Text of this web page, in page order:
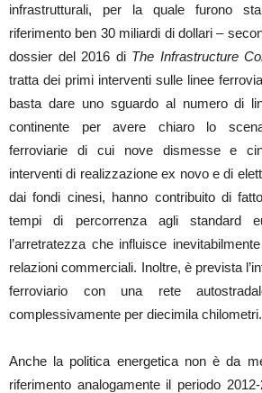
infrastrutturali, per la quale furono
riferimento ben 30 miliardi di dollari –
dossier del 2016 di The Infrastructure
tratta dei primi interventi sulle linee
basta dare uno sguardo al numero di
continente per avere chiaro lo
ferroviarie di cui nove dismesse e
interventi di realizzazione ex novo e di
dai fondi cinesi, hanno contribuito di
tempi di percorrenza agli standard
l’arretratezza che influisce
relazioni commerciali. Inoltre, è prevista
ferroviario con una rete
complessivamente per diecimila chilometri.
Anche la politica energetica non è da
riferimento analogamente il periodo